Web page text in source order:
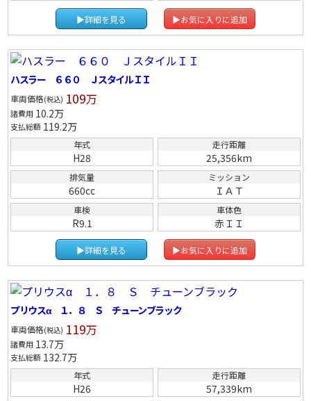
▶詳細を見る ▶お気に入りに追加
ハスラー ６６０ ＪスタイルＩＩ
車両価格(税込) 109万
諸費用 10.2万
支払総額 119.2万
年式
H28
走行距離
25,356km
排気量
660cc
ミッション
ＩＡＴ
車検
R9.1
車体色
赤ＩＩ
▶詳細を見る ▶お気に入りに追加
プリウスα １．８ Ｓ チューンブラック
車両価格(税込) 119万
諸費用 13.7万
支払総額 132.7万
年式
H26
走行距離
57,339km